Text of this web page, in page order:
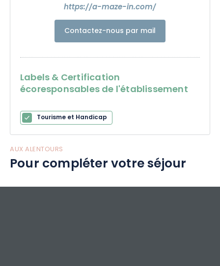
https://a-maze-in.com/
Contactez-nous par mail
Labels & Certification
écoresponsables de l'établissement
Tourisme et Handicap
AUX ALENTOURS
Pour compléter votre séjour